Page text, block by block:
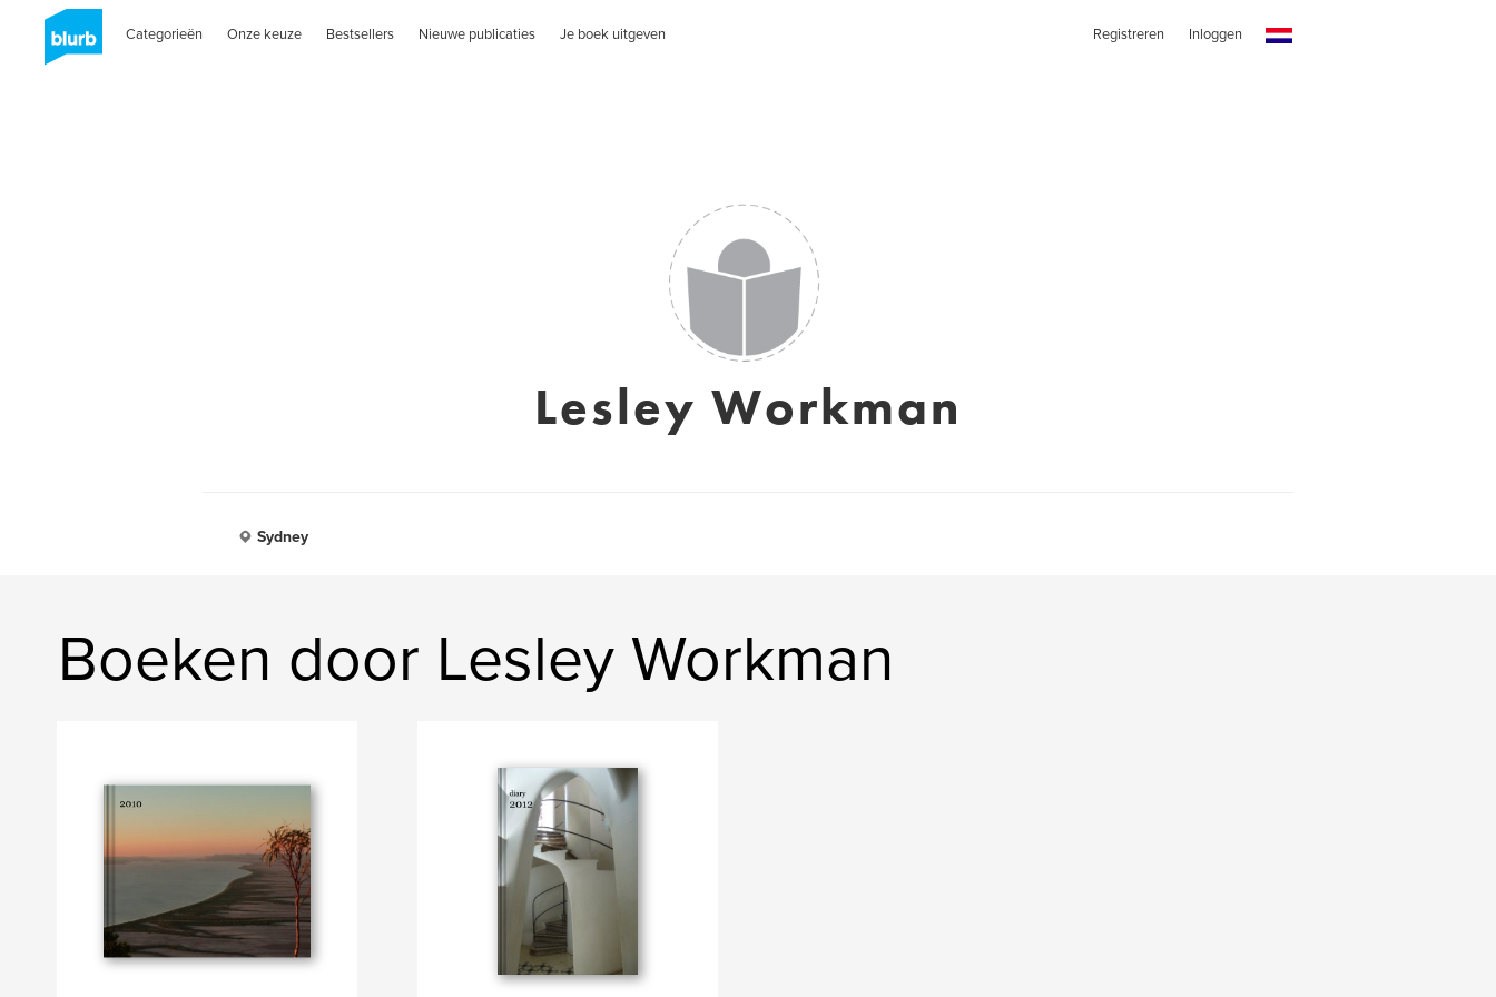
Categorieën Onze keuze Bestsellers Nieuwe publicaties Je boek uitgeven Registreren Inloggen
Lesley Workman
Sydney
Boeken door Lesley Workman